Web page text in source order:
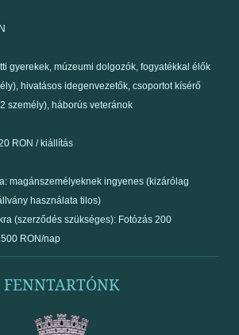
gyerekek, múzeumi dolgozók, fogyatékkal élők
hivatásos idegenvezetők, csoportot kísérő
személy), háborús veteránok
RON / kiállítás
magánszemélyeknek ingyenes (kizárólag
használata tilos)
(szerződés szükséges): Fotózás 200
RON/nap
FENNTARTÓNK